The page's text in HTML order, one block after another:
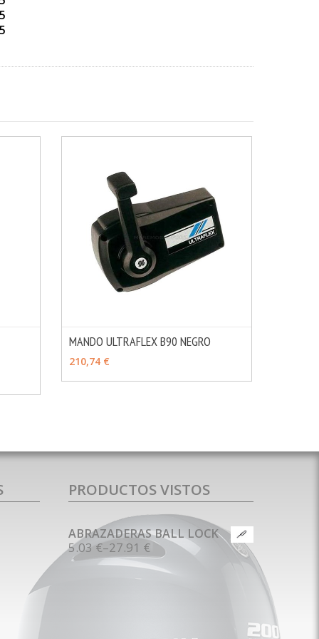
MANDO ULTRAFLEX B90 NEGRO
210,74 €
PRODUCTOS VISTOS
ABRAZADERAS BALL LOCK
5.03 €–27.91 €